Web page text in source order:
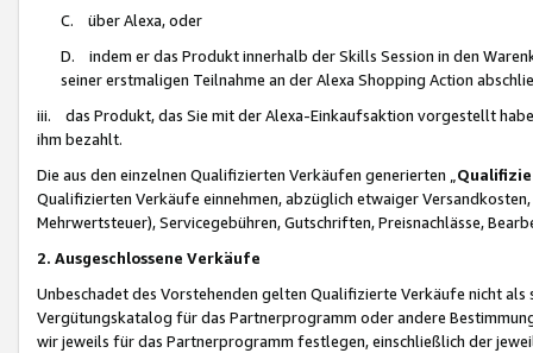
C. über Alexa, oder
D. indem er das Produkt innerhalb der Skills Session in den
seiner erstmaligen Teilnahme an der Alexa Shopping Action
iii. das Produkt, das Sie mit der Alexa-Einkaufsaktion vorgestellt
ihm bezahlt.
Die aus den einzelnen Qualifizierten Verkäufen generierten „
Qualifizierten Verkäufe einnehmen, abzüglich etwaiger
Mehrwertsteuer), Servicegebühren, Gutschriften, Preisnachlässe,
2. Ausgeschlossene Verkäufe
Unbeschadet des Vorstehenden gelten Qualifizierte Verkäufe nicht
Vergütungskatalog für das Partnerprogramm oder andere
wir jeweils für das Partnerprogramm festlegen, einschließlich der